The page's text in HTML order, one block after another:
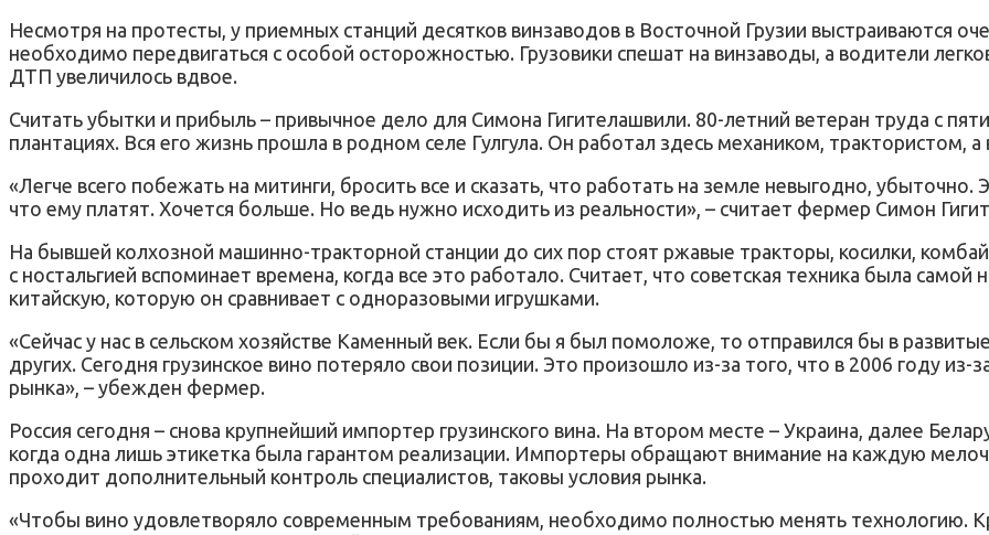
Несмотря на протесты, у приемных станций десятков винзаводов в Восточной Грузии выстраиваются
необходимо передвигаться с особой осторожностью. Грузовики спешат на винзаводы, а водители
ДТП увеличилось вдвое.
Считать убытки и прибыль – привычное дело для Симона Гигителашвили. 80-летний ветеран труда с
плантациях. Вся его жизнь прошла в родном селе Гулгула. Он работал здесь механиком, трактористом,
«Легче всего побежать на митинги, бросить все и сказать, что работать на земле невыгодно, убыточно.
что ему платят. Хочется больше. Но ведь нужно исходить из реальности», – считает фермер Симон
На бывшей колхозной машинно-тракторной станции до сих пор стоят ржавые тракторы, косилки,
с ностальгией вспоминает времена, когда все это работало. Считает, что советская техника была
китайскую, которую он сравнивает с одноразовыми игрушками.
«Сейчас у нас в сельском хозяйстве Каменный век. Если бы я был помоложе, то отправился бы в
других. Сегодня грузинское вино потеряло свои позиции. Это произошло из-за того, что в 2006 году из-
рынка», – убежден фермер.
Россия сегодня – снова крупнейший импортер грузинского вина. На втором месте – Украина, далее
когда одна лишь этикетка была гарантом реализации. Импортеры обращают внимание на каждую
проходит дополнительный контроль специалистов, таковы условия рынка.
«Чтобы вино удовлетворяло современным требованиям, необходимо полностью менять технологию.